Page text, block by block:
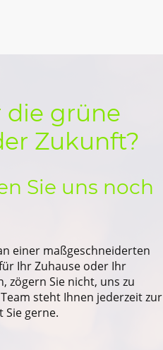
die grüne
Zukunft?
Sie uns noch
einer maßgeschneiderten
Ihr Zuhause oder Ihr
zögern Sie nicht, uns zu
steht Ihnen jederzeit zur
gerne.